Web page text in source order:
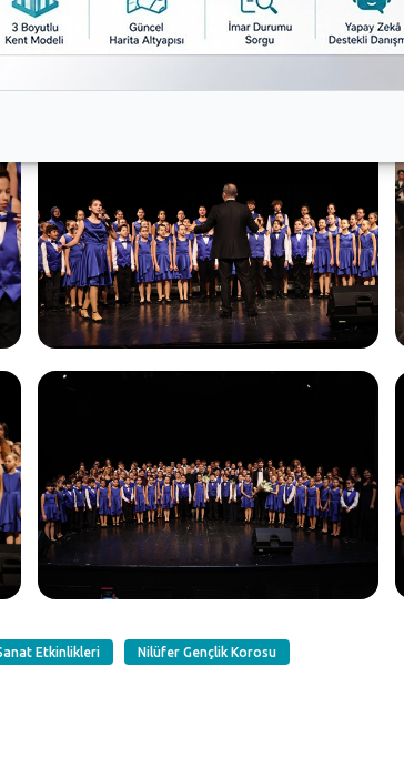
Gençlik Korosu, bis yaparak konseri
Etkinlikleri Nilüfer Gençlik Korosu